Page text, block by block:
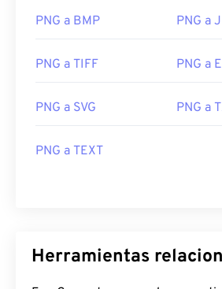
PNG a BMP PNG a
PNG a TIFF PNG a
PNG a SVG PNG a
PNG a TEXT
Herramientas